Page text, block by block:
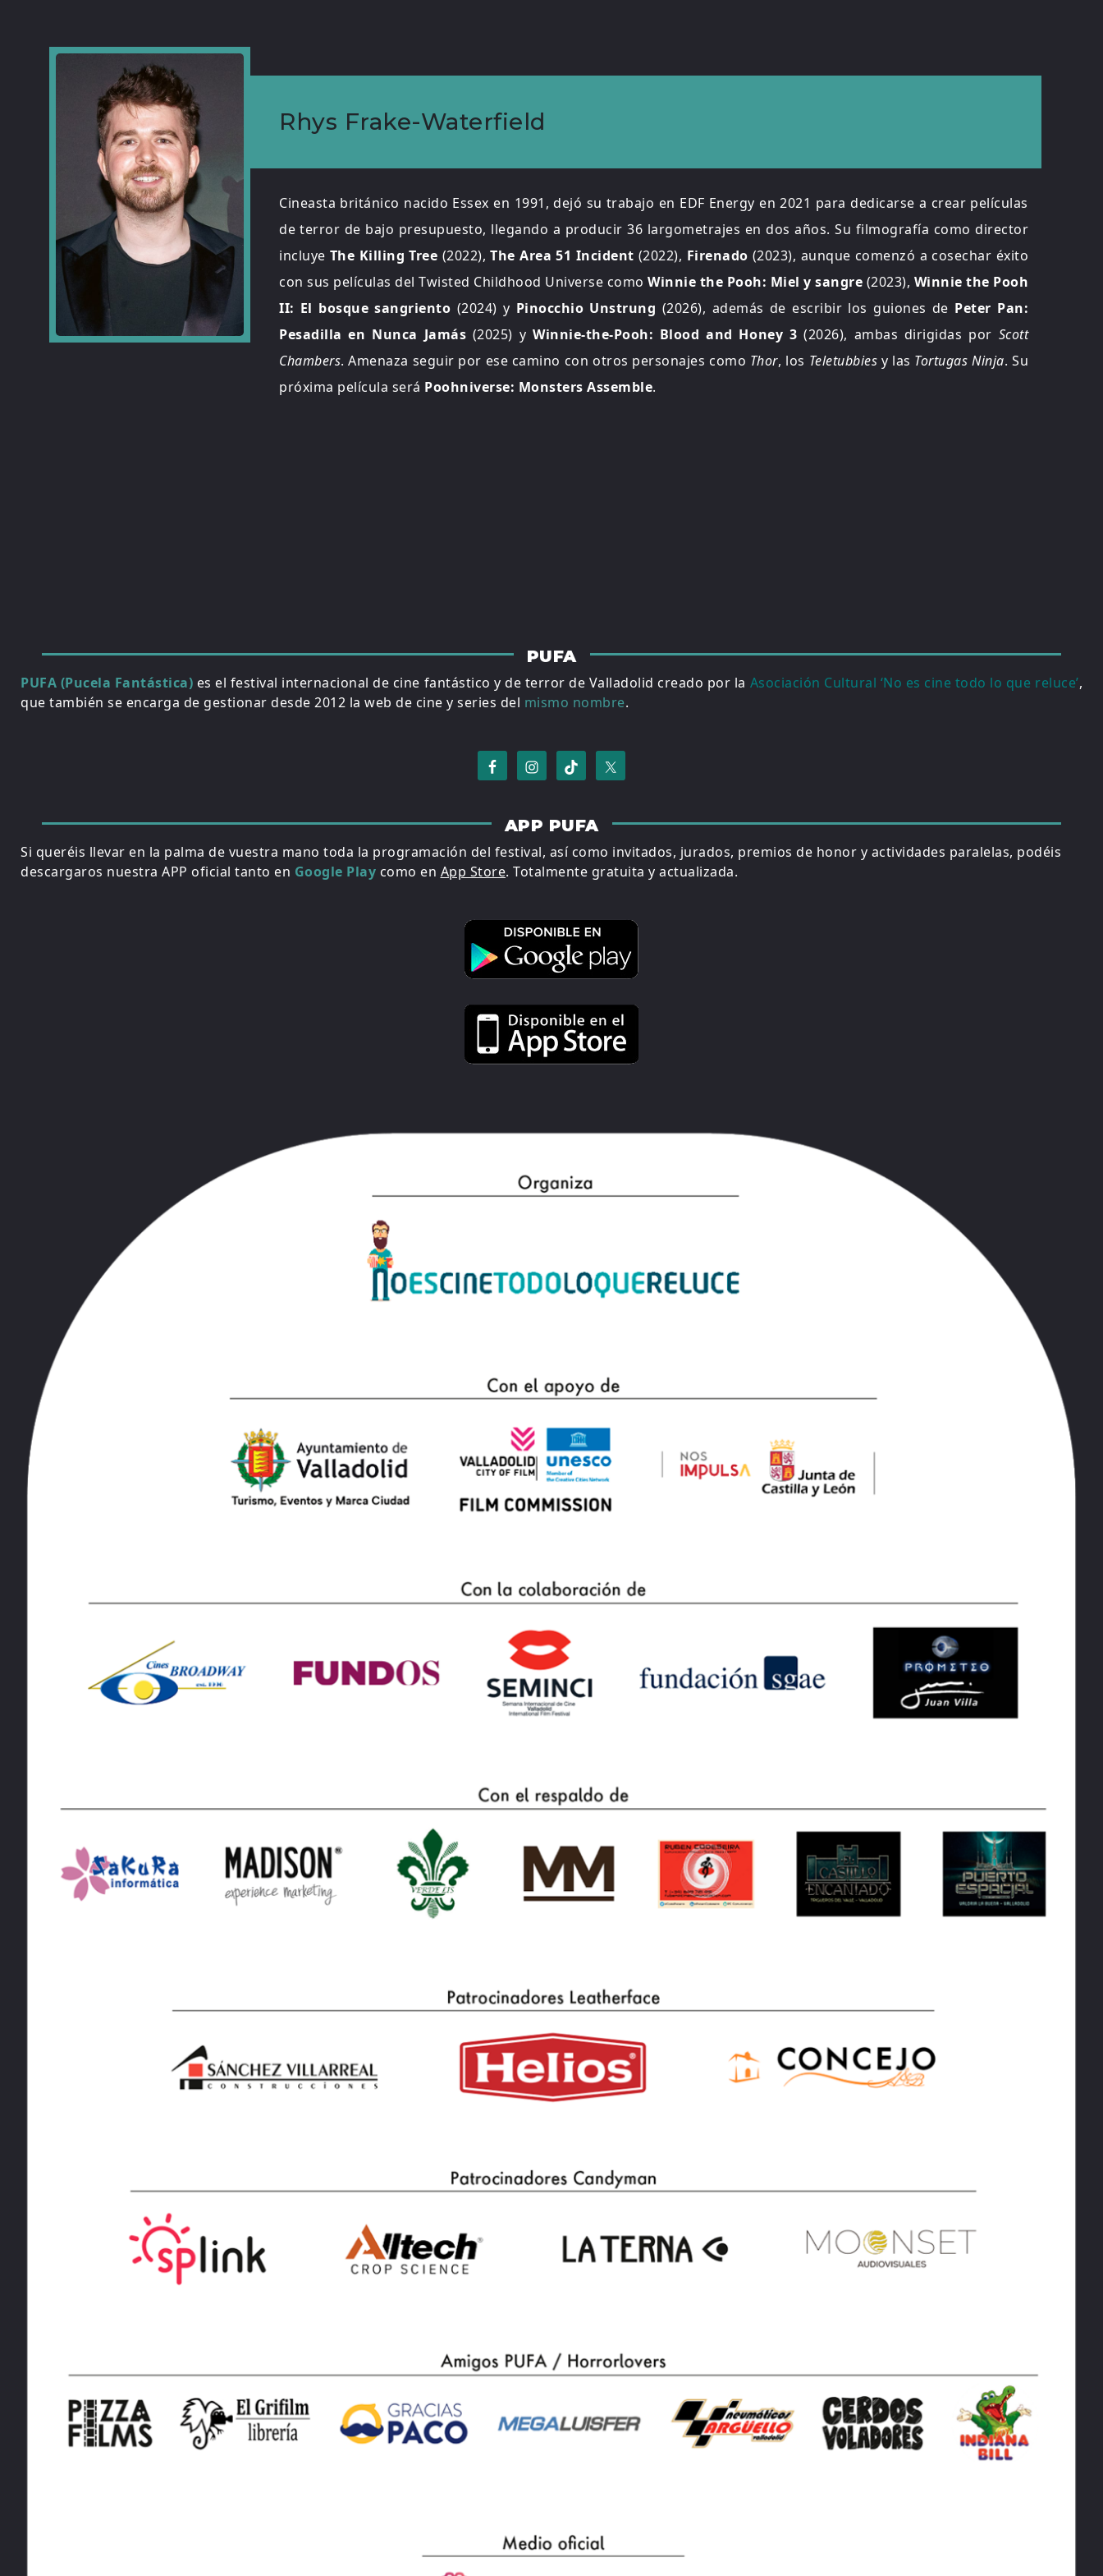
Rhys Frake-Waterfield
Cineasta británico nacido Essex en 1991, dejó su trabajo en EDF Energy en 2021 para dedicarse a crear películas
de terror de bajo presupuesto, llegando a producir 36 largometrajes en dos años. Su filmografía como director
incluye The Killing Tree (2022),The Area 51 Incident (2022), Firenado (2023), aunque comenzó a cosechar éxito
con sus películas del Twisted Childhood Universe como Winnie the Pooh: Miel y sangre (2023), Winnie the Pooh
II: El bosque sangriento (2024) y Pinocchio Unstrung (2026), además de escribir los guiones de Peter Pan:
Pesadilla en Nunca Jamás (2025) y Winnie-the-Pooh: Blood and Honey 3 (2026), ambas dirigidas por Scott
Chambers. Amenaza seguir por ese camino con otros personajes como Thor, los Teletubbies y las Tortugas Ninja. Su
próxima película será Poohniverse: Monsters Assemble.
PUFA
PUFA (Pucela Fantástica) es el festival internacional de cine fantástico y de terror de Valladolid creado por la Asociación Cultural ‘No es cine todo lo que reluce’,
que también se encarga de gestionar desde 2012 la web de cine y series del mismo nombre.
APP PUFA
Si queréis llevar en la palma de vuestra mano toda la programación del festival, así como invitados, jurados, premios de honor y actividades paralelas, podéis
descargaros nuestra APP oficial tanto en Google Play como en App Store. Totalmente gratuita y actualizada.